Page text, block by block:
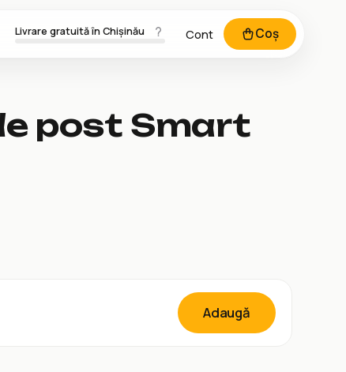
Livrare gratuită în Chișinău Cont Coș
post Smart
Adaugă